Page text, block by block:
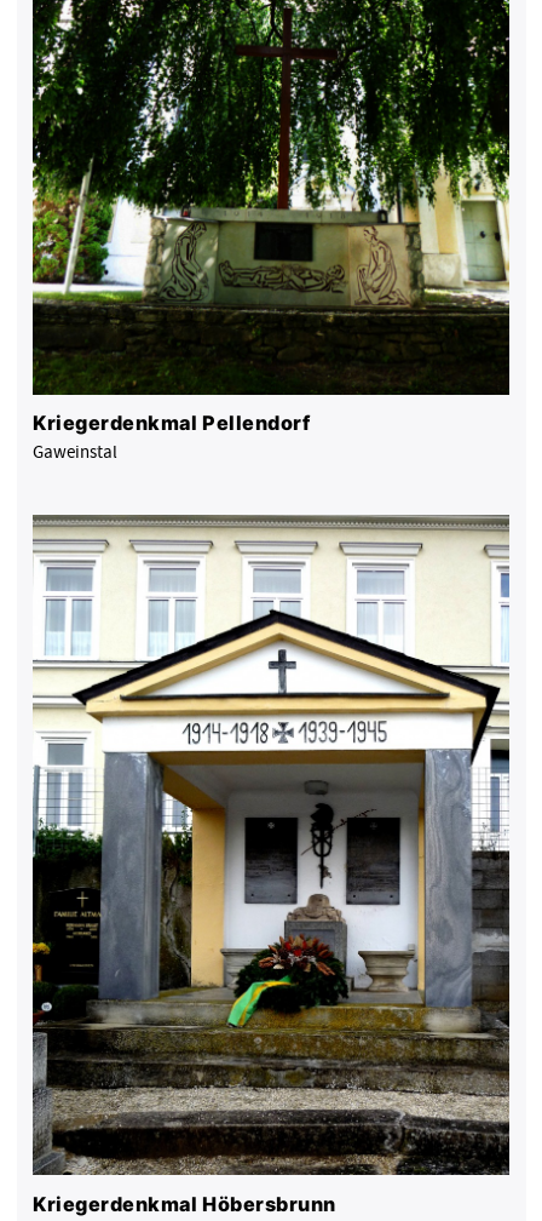
Kriegerdenkmal Pellendorf
Gaweinstal
Kriegerdenkmal Höbersbrunn